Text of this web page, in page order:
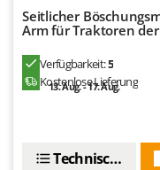
Seitlicher
Arm für Traktoren
Verfügbarkeit:5
Kostenlose Lieferung
13. Aug. - 17. Aug.
Technische Daten